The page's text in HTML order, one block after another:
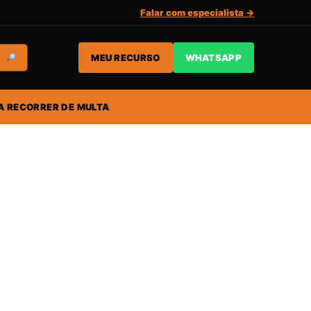
Falar com especialista →
MEU RECURSO WHATSAPP
RECORRER DE MULTA